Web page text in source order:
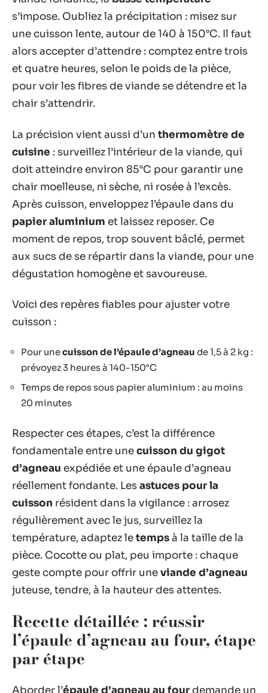
s’impose. Oubliez la précipitation : misez sur
une cuisson lente, autour de 140 à 150°C. Il faut
alors accepter d’attendre : comptez entre trois
et quatre heures, selon le poids de la pièce,
pour voir les fibres de viande se détendre et la
chair s’attendrir.
La précision vient aussi d’un thermomètre de
cuisine : surveillez l’intérieur de la viande, qui
doit atteindre environ 85°C pour garantir une
chair moelleuse, ni sèche, ni rosée à l’excès.
Après cuisson, enveloppez l’épaule dans du
papier aluminium et laissez reposer. Ce
moment de repos, trop souvent bâclé, permet
aux sucs de se répartir dans la viande, pour une
dégustation homogène et savoureuse.
Voici des repères fiables pour ajuster votre
cuisson :
Pour unecuisson de l’épaule d’agneau de 1,5 à 2 kg :
prévoyez 3 heures à 140-150°C
Temps de repos sous papier aluminium : au moins
20 minutes
Respecter ces étapes, c’est la différence
fondamentale entre unecuisson du gigot
d’agneau expédiée et une épaule d’agneau
réellement fondante. Lesastuces pour la
cuisson résident dans la vigilance : arrosez
régulièrement avec le jus, surveillez la
température, adaptez letempsà la taille de la
pièce. Cocotte ou plat, peu importe : chaque
geste compte pour offrir uneviande d’agneau
juteuse, tendre, à la hauteur des attentes.
Recette détaillée : réussir
l’épaule d’agneau au four, étape
par étape
Aborder l’épaule d’agneau au four demande un